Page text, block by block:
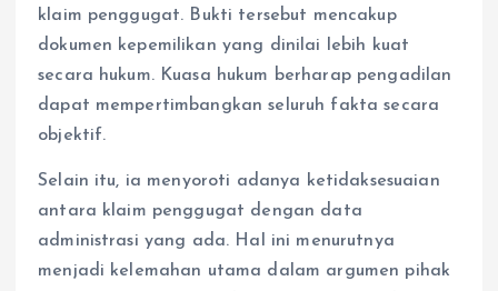
klaim penggugat. Bukti tersebut mencakup
dokumen kepemilikan yang dinilai lebih kuat
secara hukum. Kuasa hukum berharap pengadilan
dapat mempertimbangkan seluruh fakta secara
objektif.
Selain itu, ia menyoroti adanya ketidaksesuaian
antara klaim penggugat dengan data
administrasi yang ada. Hal ini menurutnya
menjadi kelemahan utama dalam argumen pihak